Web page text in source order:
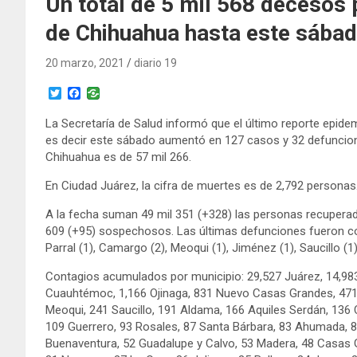
de Chihuahua hasta este
20 marzo, 2021 diario 19
T
i
t
t
e
F
c
e
b
o
k
La Secretaría de Salud informó que el último reporte
es decir este sábado aumentó en 127 casos y 32
Chihuahua es de 57 mil 266.
En Ciudad Juárez, la cifra de muertes es de 2,792 personas.
A la fecha suman 49 mil 351 (+328) las personas
609 (+95) sospechosos. Las últimas defunciones fueron
Parral (1), Camargo (2), Meoqui (1), Jiménez (1), Saucillo
Contagios acumulados por municipio: 29,527 Juárez,
Cuauhtémoc, 1,166 Ojinaga, 831 Nuevo Casas Grandes,
Meoqui, 241 Saucillo, 191 Aldama, 166 Aquiles Serdán,
109 Guerrero, 93 Rosales, 87 Santa Bárbara, 83
Buenaventura, 52 Guadalupe y Calvo, 53 Madera, 48